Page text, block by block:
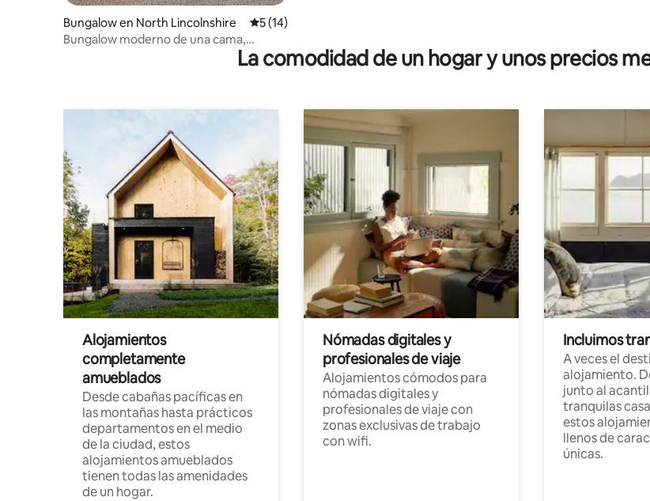
Bungalow en North Lincolnshire Calificación promedio: 5 de 5; 14 evaluaciones
5 (14)
Bungalow moderno de una cama,
La comodidad de un hogar y unos precios
Alojamientos
completamente
amueblados
Desde cabañas pacíficas en
las montañas hasta prácticos
departamentos en el medio
de la ciudad, estos
alojamientos amueblados
tienen todas las amenidades
de un hogar.
Nómadas digitales y
profesionales de viaje
Alojamientos cómodos para
nómadas digitales y
profesionales de viaje con
zonas exclusivas de trabajo
con wifi.
Incluimos
A veces el
alojamiento.
junto al
tranquilas
estos
llenos de
únicas.